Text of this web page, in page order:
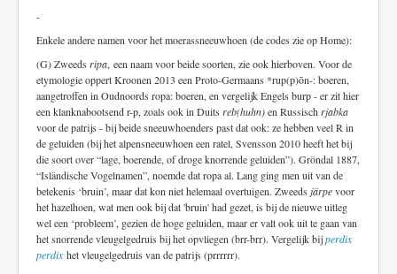
-
Enkele andere namen voor het moerassneeuwhoen (de codes zie op Home):
(G) Zweeds ripa, een naam voor beide soorten, zie ook hierboven. Voor de
etymologie oppert Kroonen 2013 een Proto-Germaans *rup(p)ōn-: boeren,
aangetroffen in Oudnoords ropa: boeren, en vergelijk Engels burp - er zit hier
een klanknabootsend r-p, zoals ook in Duits reb(huhn)en Russisch rjabka
voor de patrijs - bij beide sneeuwhoenders past dat ook: ze hebben veel R in
de geluiden (bij het alpensneeuwhoen een ratel, Svensson 2010 heeft het bij
die soort over “lage, boerende, of droge knorrende geluiden”). Gröndal 1887,
“Isländische Vogelnamen”, noemde dat ropa al. Lang ging men uit van de
betekenis ‘bruin’, maar dat kon niet helemaal overtuigen. Zweeds järpevoor
het hazelhoen, wat men ook bij dat 'bruin' had gezet, is bij de nieuwe uitleg
wel een ‘probleem’, gezien de hoge geluiden, maar er valt ook uit te gaan van
het snorrende vleugelgedruis bij het opvliegen (brr-brr). Vergelijk bijperdix
perdixhet vleugelgedruis van de patrijs (prrrrrr).